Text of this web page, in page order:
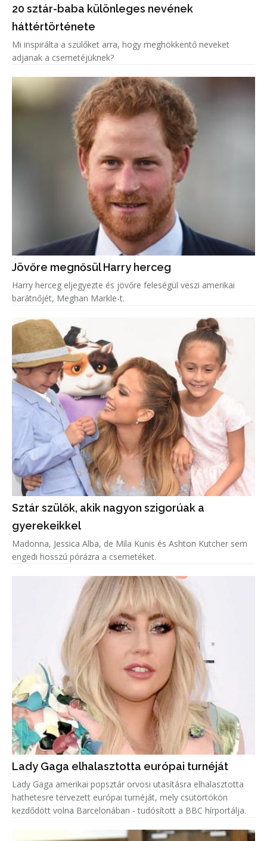
20 sztár-baba különleges nevének
háttértörténete
Mi inspirálta a szülőket arra, hogy meghökkentő neveket
adjanak a csemetéjüknek?
Jövőre megnősül Harry herceg
Harry herceg eljegyezte és jövőre feleségül veszi amerikai
barátnőjét, Meghan Markle-t.
Sztár szülők, akik nagyon szigorúak a
gyerekeikkel
Madonna, Jessica Alba, de Mila Kunis és Ashton Kutcher sem
engedi hosszú pórázra a csemetéket.
Lady Gaga elhalasztotta európai turnéját
Lady Gaga amerikai popsztár orvosi utasításra elhalasztotta
hathetesre tervezett európai turnéját, mely csütörtökön
kezdődött volna Barcelonában - tudósított a BBC hírportálja.